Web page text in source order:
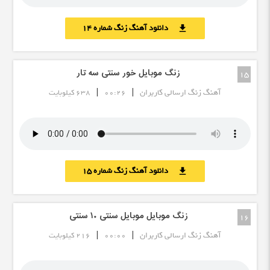
download دانلود آهنگ زنگ شماره 14
15 زنگ موبایل خور سنتی سه تار
آهنگ زنگ ارسالی کاربران |
00:26
| 638 کیلوبایت
download دانلود آهنگ زنگ شماره 15
16 زنگ موبایل موبایل سنتی ۱۰ سنتی
آهنگ زنگ ارسالی کاربران |
00:00
| 216 کیلوبایت